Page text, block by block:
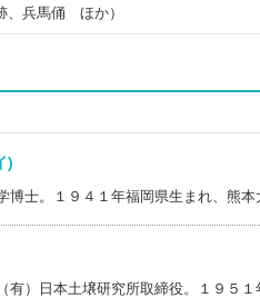
、兵馬俑 ほか）
イ)
博士。１９４１年福岡県生まれ、熊
有）日本土壌研究所取締役。１９５